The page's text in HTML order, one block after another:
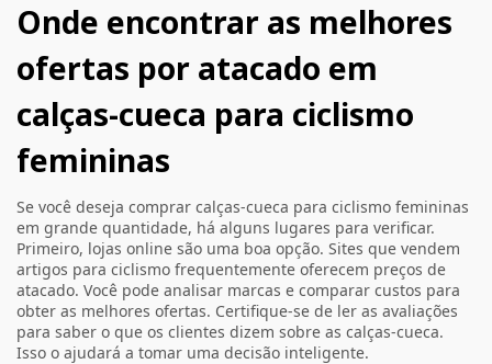
Onde encontrar as melhores
ofertas por atacado em
calças-cueca para ciclismo
femininas
Se você deseja comprar calças-cueca para ciclismo femininas
em grande quantidade, há alguns lugares para verificar.
Primeiro, lojas online são uma boa opção. Sites que vendem
artigos para ciclismo frequentemente oferecem preços de
atacado. Você pode analisar marcas e comparar custos para
obter as melhores ofertas. Certifique-se de ler as avaliações
para saber o que os clientes dizem sobre as calças-cueca.
Isso o ajudará a tomar uma decisão inteligente.